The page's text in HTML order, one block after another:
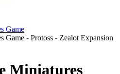
Game
Game - Protoss - Zealot Expansion
Miniatures